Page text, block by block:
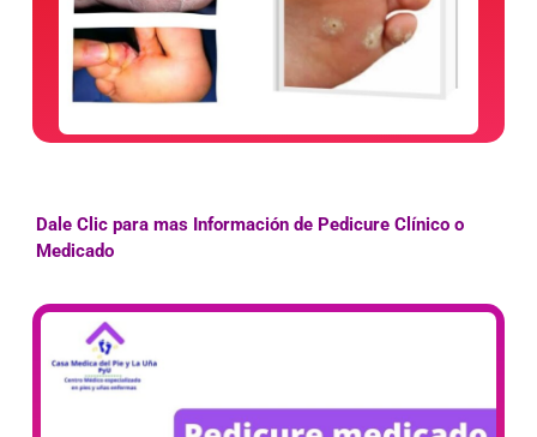
Dale Clic para mas Información de Pedicure Clínico o
Medicado